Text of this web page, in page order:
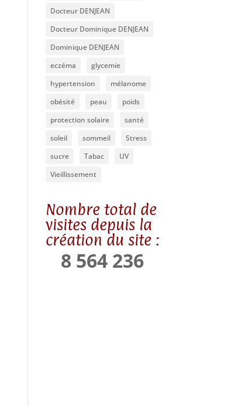
Docteur DENJEAN
Docteur Dominique DENJEAN
Dominique DENJEAN
eczéma
glycemie
hypertension
mélanome
obésité
peau
poids
protection solaire
santé
soleil
sommeil
Stress
sucre
Tabac
UV
Vieillissement
Nombre total de
visites depuis la
création du site :
8 564 236